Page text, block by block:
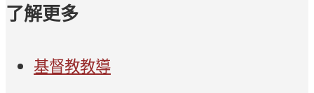
了解更多
基督教教導